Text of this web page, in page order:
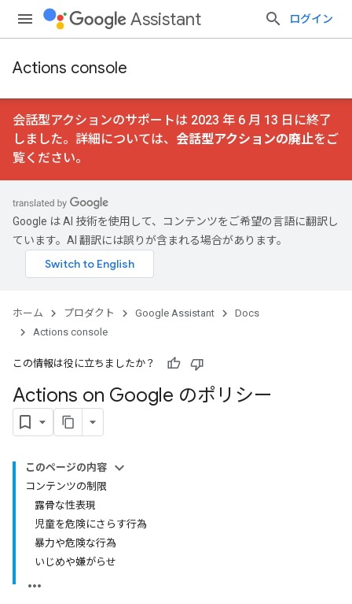
Assistant ログイン
Actions console
会話型アクションのサポートは 2023 年 6 月 13 日に終了
しました。詳細については、 会話型アクションの廃止をご
覧ください。
Google は AI 技術を使用して、コンテンツをご希望の言語に翻訳し
ています。AI 翻訳には誤りが含まれる場合があります。
ホーム プロダクト Google Assistant
Docs
Actions console
この情報は役に立ちましたか？
Actions on Google のポリシー
このページの内容
コンテンツの制限
露骨な性表現
児童を危険にさらす行為
暴力や危険な行為
いじめや嫌がらせ